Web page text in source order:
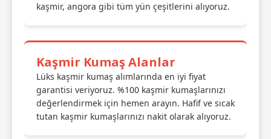
kaşmir, angora gibi tüm yün çeşitlerini alıyoruz.
Kaşmir Kumaş Alanlar
Lüks kaşmir kumaş alımlarında en iyi fiyat
garantisi veriyoruz. %100 kaşmir kumaşlarınızı
değerlendirmek için hemen arayın. Hafif ve sıcak
tutan kaşmir kumaşlarınızı nakit olarak alıyoruz.